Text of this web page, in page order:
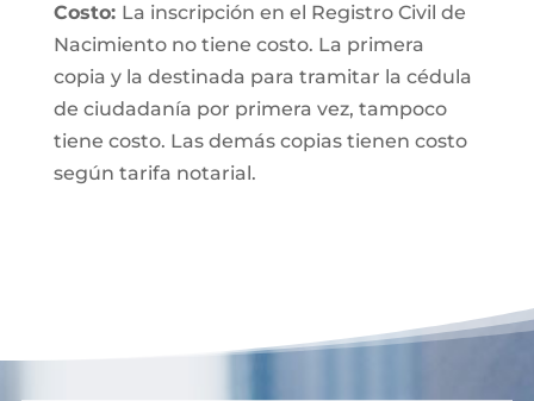
Costo: La inscripción en el Registro Civil de
Nacimiento no tiene costo. La primera
copia y la destinada para tramitar la cédula
de ciudadanía por primera vez, tampoco
tiene costo. Las demás copias tienen costo
según tarifa notarial.